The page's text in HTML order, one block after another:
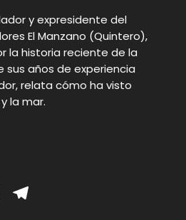
y expresidente del
El Manzano (Quintero),
la historia reciente de la
sus años de experiencia
relata cómo ha visto
la mar.
X